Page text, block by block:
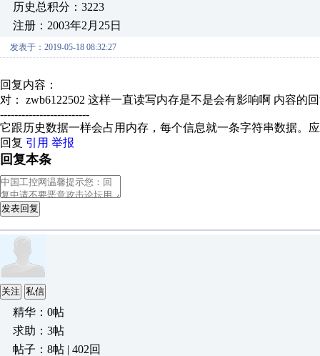
历史总积分：3223
注册：2003年2月25日
发表于：2019-05-18 08:32:27
回复内容：
对： zwb6122502 这样一直读写内存是不是会有影响啊 内容的
-------------------------
它跟历史数据一样会占用内存，每个信息就一条字符串数据。
回复 引用 举报
回复本条
发表回复
关注 私信
精华：0帖
求助：3帖
帖子：8帖 | 402回